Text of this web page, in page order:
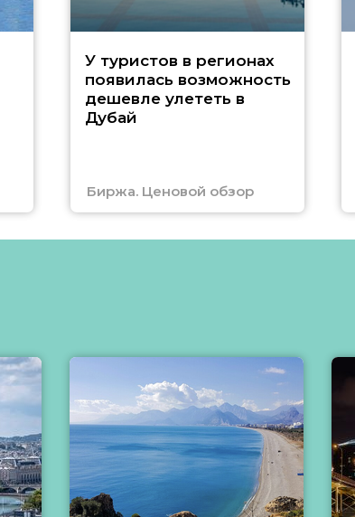
У туристов в регионах
появилась возможность
дешевле улететь в
Дубай
Биржа. Ценовой обзор